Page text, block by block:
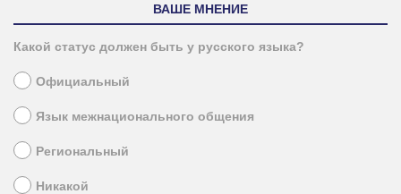
ВАШЕ МНЕНИЕ
Какой статус должен быть у русского языка?
Официальный
Язык межнационального общения
Региональный
Никакой